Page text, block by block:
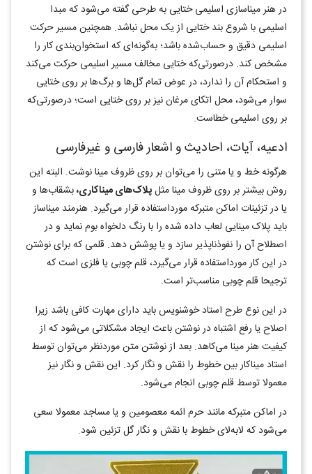
در هنر میناسازی اسلیمی ختایی به طرحی گفته می‌شود که مبدا
اسلیمی با شروع بند ختایی از یک محل نباشد. همچنین مسیر حرکت
اسلیمی دقیق و حساب‌شده باشد؛ به‌گونه‌ای که استخوان‌بندی کار را
مشخص کند. درصورتی‌که ختایی مخالف مسیر اسلیمی حرکت می‌کند
و استحکام آن را ندارد، در عوض تمام گل‌ها و برگ‌ها بر روی ختایی
سوار می‌شود، محل اتکای مرغان نیز بر روی ختایی است؛ درصورتی‌که
بر روی اسلیمی خطاست.
ادعیه، آیات، احادیث و اشعار فارسی و غیرفارسی
هرگونه خط و یا متنی را می‌توان بر روی ظروف مینا نوشت. البته این
روش بیشتر بر روی ظروف مینا مثلپلاک‌های میناکاری،بشقاب‌ها و
یا در تزئینات اماکن متبرکه مورداستفاده قرار می‌گیرد. هنرمند میناساز
باید پلاک مینایی لعاب داده شده را با رنگ دلخواه بوم نماید و در
اصطلاح آن را نفوذناپذیر سازد و یا پوشش دهد. قلمی که برای نوشتن
در این کار مورداستفاده قرار می‌‌گیرد، قلم چوبی یا فلزی است که
ترجیحا قلم چوبی مناسب‌تر است.
در این نوع طرح استاد خوشنویس باید دارای مهارت کافی باشد زیرا
اصلاح یا رفع اشتباه در نوشتن باعث ایجاد مشکلاتی می‌شود که از
کیفیت هنر مینا می‌کاهد. بعد از نوشتن متن موردنظر می‌توان توسط
استاد میناکار بین خطوط را نقش و نگار کرد. این نقش و نگار نیز
معمولا توسط قلم چوبی انجام می‌شود.
در اماکن متبرکه مانند حرم ائمه معصومین و یا مساجد معمولا سعی
می‌شود که لابه‌لای خطوط با نقش و نگار گل تزئین شود.